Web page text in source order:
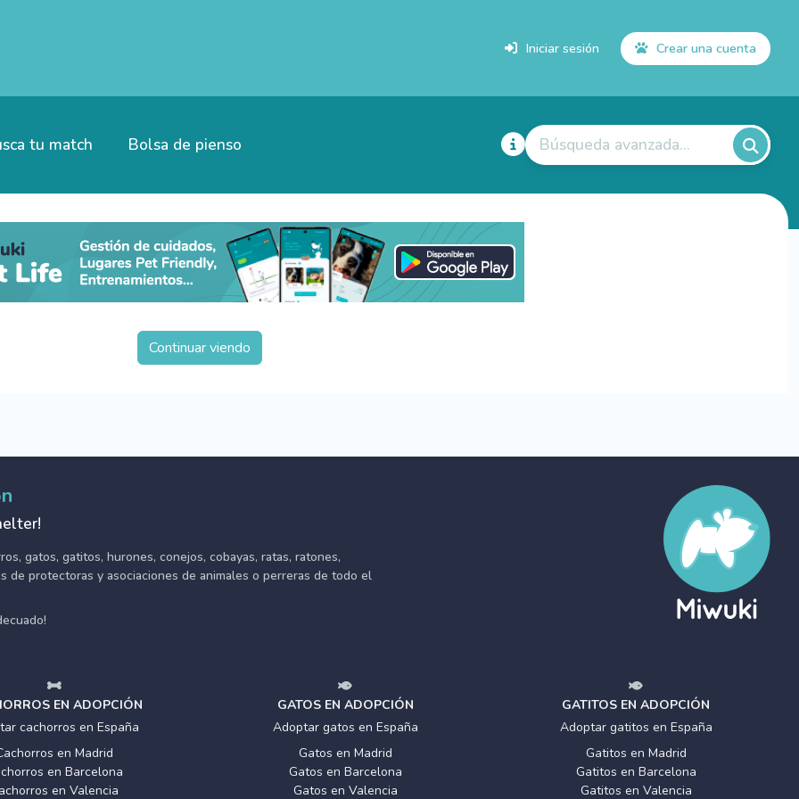
Iniciar sesión Crear una cuenta
tu match Bolsa de pienso Búsqueda avanzada...
Continuar viendo
gatos, gatitos, hurones, conejos, cobayas, ratas, ratones,
de protectoras y asociaciones de animales o perreras de todo el
EN ADOPCIÓN
cachorros en España
en Madrid
en Barcelona
en Valencia
GATOS EN ADOPCIÓN
Adoptar gatos en España
Gatos en Madrid
Gatos en Barcelona
Gatos en Valencia
GATITOS EN ADOPCIÓN
Adoptar gatitos en España
Gatitos en Madrid
Gatitos en Barcelona
Gatitos en Valencia